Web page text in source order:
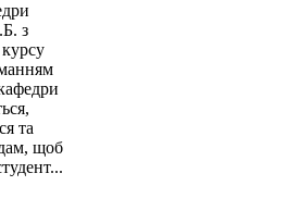
з
та
щоб